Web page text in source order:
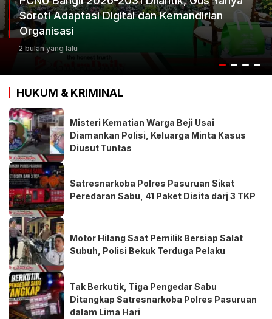
Adaptasi Digital dan Kemandirian
yang lalu 3
HUKUM & KRIMINAL
Misteri Kematian Warga Beji Usai
Diamankan Polisi, Keluarga Minta Kasus
Diusut Tuntas
Satresnarkoba Polres Pasuruan Sikat
Peredaran Sabu, 41 Paket Disita darj 3 TKP
Motor Hilang Saat Pemilik Bersiap Salat
Subuh, Polisi Bekuk Terduga Pelaku
Tak Berkutik, Tiga Pengedar Sabu
Ditangkap Satresnarkoba Polres Pasuruan
dalam Lima Hari